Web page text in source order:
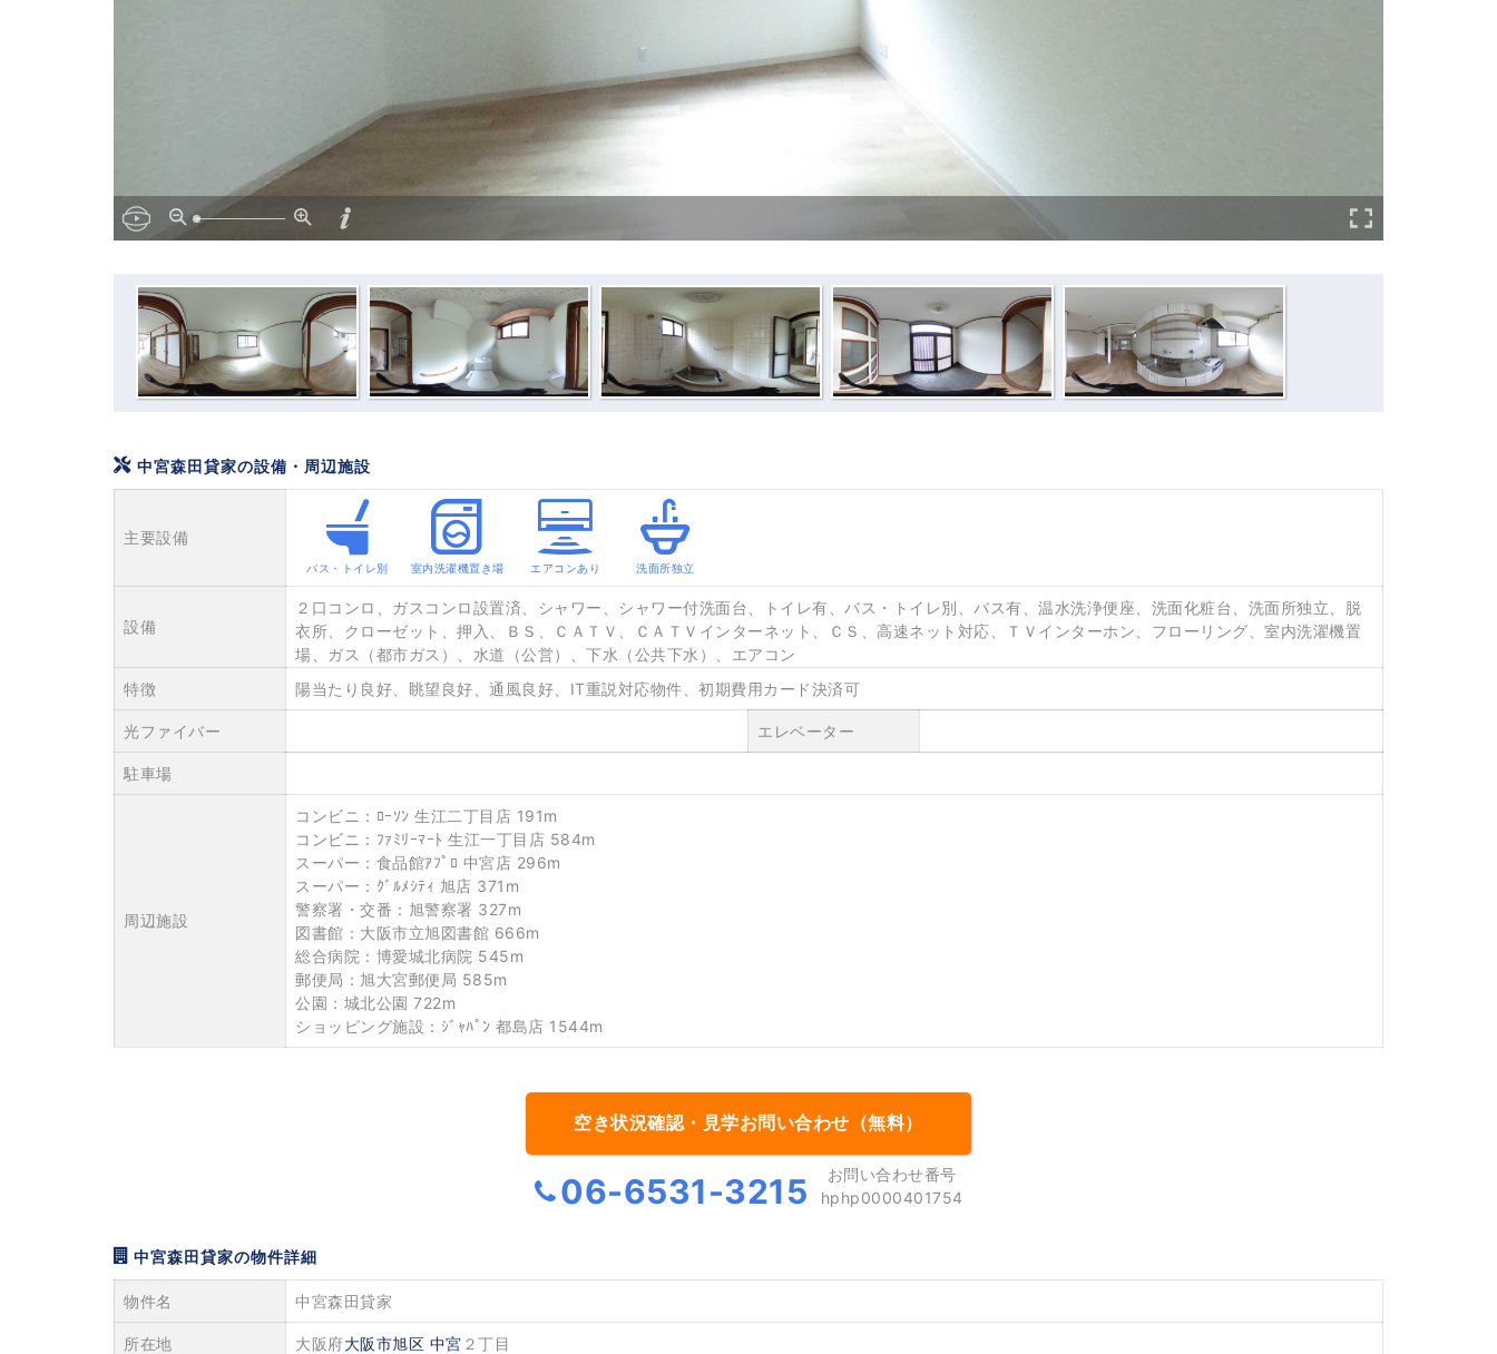
中宮森田貸家の設備・周辺施設
主要設備
バス・トイレ別 室内洗濯機置き場 エアコンあり 洗面所独立
設備
２口コンロ、ガスコンロ設置済、シャワー、シャワー付洗面台、トイレ有、バス・トイレ別、バス有、温水洗浄便座、洗面化粧台、洗面所独立、脱
衣所、クローゼット、押入、ＢＳ、ＣＡＴＶ、ＣＡＴＶインターネット、ＣＳ、高速ネット対応、ＴＶインターホン、フローリング、室内洗濯機置
場、ガス（都市ガス）、水道（公営）、下水（公共下水）、エアコン
特徴
陽当たり良好、眺望良好、通風良好、IT重説対応物件、初期費用カード決済可
光ファイバー エレベーター
駐車場
周辺施設
コンビニ：ﾛｰｿﾝ 生江二丁目店 191m
コンビニ：ﾌｧﾐﾘｰﾏｰﾄ 生江一丁目店 584m
スーパー：食品館ｱﾌﾟﾛ 中宮店 296m
スーパー：ｸﾞﾙﾒｼﾃｨ 旭店 371m
警察署・交番：旭警察署 327m
図書館：大阪市立旭図書館 666m
総合病院：博愛城北病院 545m
郵便局：旭大宮郵便局 585m
公園：城北公園 722m
ショッピング施設：ｼﾞｬﾊﾟﾝ 都島店 1544m
空き状況確認・見学お問い合わせ（無料）
06-6531-3215
お問い合わせ番号
hphp0000401754
中宮森田貸家の物件詳細
物件名 中宮森田貸家
所在地 大阪府大阪市旭区 中宮 ２丁目